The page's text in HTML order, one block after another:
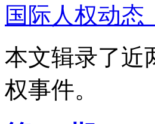
国际人权动态
本文辑录了近
权事件。